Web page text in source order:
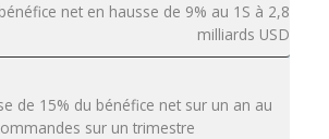
net en hausse de 9% au 1S à 2,8
milliards USD
de 15% du bénéfice net sur un an au
sur un trimestre